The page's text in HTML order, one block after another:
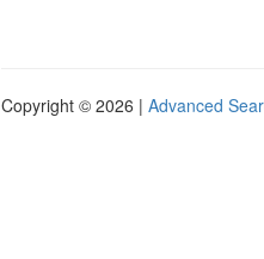
Copyright © 2026 | Advanced